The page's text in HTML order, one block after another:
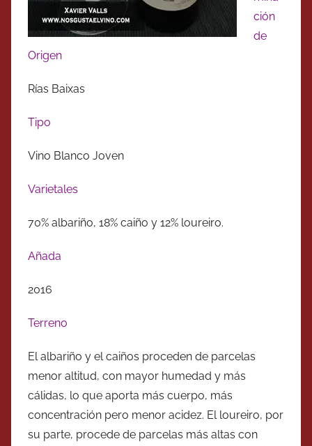
ción
de
Origen
Rías Baixas
Tipo
Vino Blanco Joven
Varietales
70% albariño, 18% caiño y 12% loureiro.
Añada
2016
Terreno
El albariño y el caiños proceden de parcelas
menor altitud, con mayor humedad y más
cálidas, lo que aporta más cuerpo, más
concentración pero menor acidez. El loureiro, por
su parte, procede de parcelas más altas con